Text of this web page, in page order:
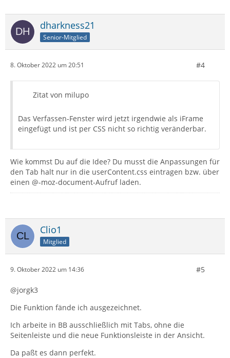
dharkness21
Senior-Mitglied
8. Oktober 2022 um 20:51 #4
Zitat von milupo
Das Verfassen-Fenster wird jetzt irgendwie als iFrame
eingefügt und ist per CSS nicht so richtig veränderbar.
Wie kommst Du auf die Idee? Du musst die Anpassungen für
den Tab halt nur in die userContent.css eintragen bzw. über
einen @-moz-document-Aufruf laden.
Clio1
Mitglied
9. Oktober 2022 um 14:36 #5
@jorgk3
Die Funktion fände ich ausgezeichnet.
Ich arbeite in BB ausschließlich mit Tabs, ohne die
Seitenleiste und die neue Funktionsleiste in der Ansicht.
Da paßt es dann perfekt.